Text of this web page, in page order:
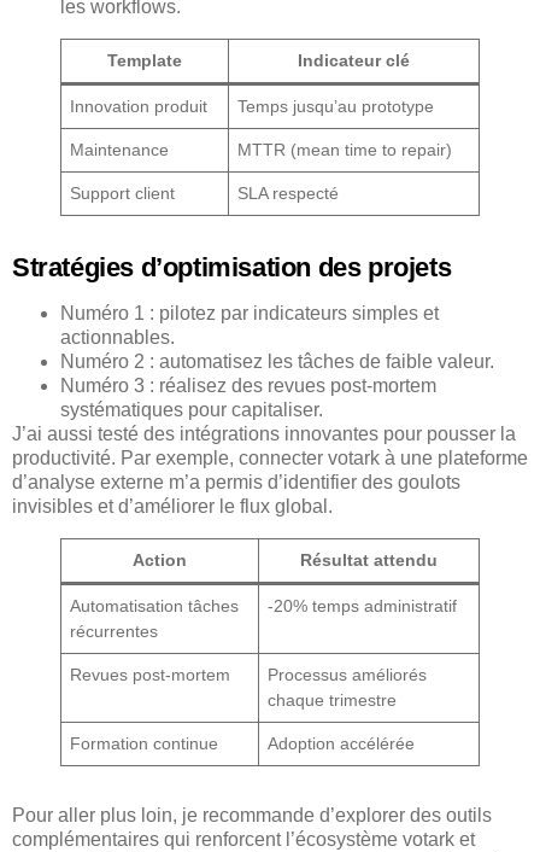
les workflows.
Template Indicateur clé
Innovation produit Temps jusqu’au prototype
Maintenance MTTR (mean time to repair)
Support client SLA respecté
Stratégies d’optimisation des projets
Numéro 1 : pilotez par indicateurs simples et
actionnables.
Numéro 2 : automatisez les tâches de faible valeur.
Numéro 3 : réalisez des revues post-mortem
systématiques pour capitaliser.
J’ai aussi testé des intégrations innovantes pour pousser la
productivité. Par exemple, connecter votark à une plateforme
d’analyse externe m’a permis d’identifier des goulots
invisibles et d’améliorer le flux global.
Action Résultat attendu
Automatisation tâches
récurrentes
-20% temps administratif
Revues post-mortem
Processus améliorés
chaque trimestre
Formation continue Adoption accélérée
Pour aller plus loin, je recommande d’explorer des outils
complémentaires qui renforcent l’écosystème votark et